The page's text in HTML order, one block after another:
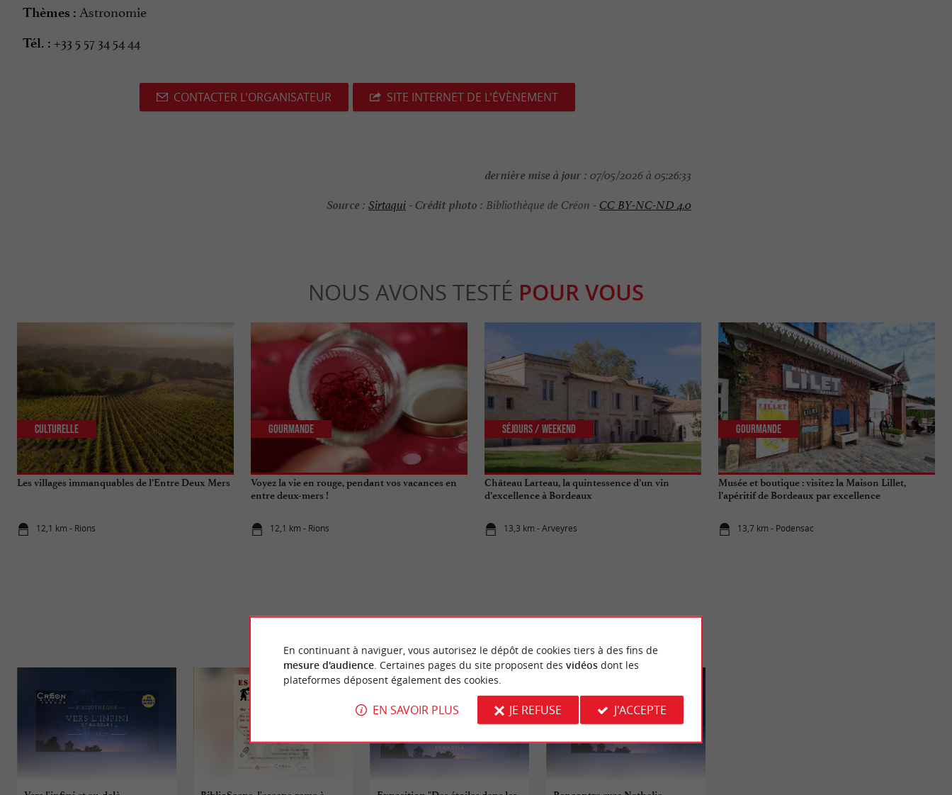
Thèmes : Astronomie
Tél. : +33 5 57 34 54 44
CONTACTER L'ORGANISATEUR SITE INTERNET DE L'ÉVÈNEMENT
dernière mise à jour : 07/05/2026 à 05:26:33
Source : Sirtaqui-Crédit photo : Bibliothèque de Créon -CC BY-NC-ND 4.0
NOUS AVONS TESTÉ POUR VOUS
Les villages immanquables de l’Entre Deux Mers
12,1 km - Rions
Culturelle
Voyez la vie en rouge, pendant vos vacances en
entre deux-mers !
12,1 km - Rions
Gourmande
Château Larteau, la quintessence d’un vin
d’excellence à Bordeaux
13,3 km - Arveyres
Séjours / Weekend
Musée et boutique : visitez la Maison Lillet,
l’apéritif de Bordeaux par excellence
13,7 km - Podensac
Gourmande
En continuant à naviguer, vous autorisez le dépôt de cookies tiers à des fins de
mesure d'audience. Certaines pages du site proposent des vidéosdont les
plateformes déposent également des cookies.
EN SAVOIR PLUS JE REFUSE J'ACCEPTE